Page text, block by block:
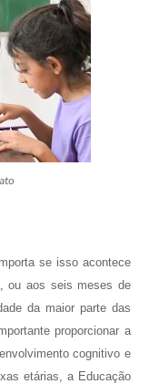
se isso acontece
ou aos seis meses de
da maior parte das
proporcionar a
cognitivo e
etárias, a Educação